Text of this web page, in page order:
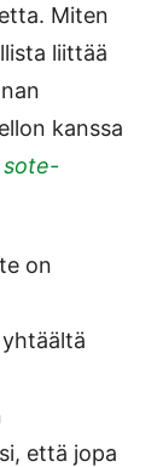
Miten
liittää
kanssa
sote-
on
että jopa